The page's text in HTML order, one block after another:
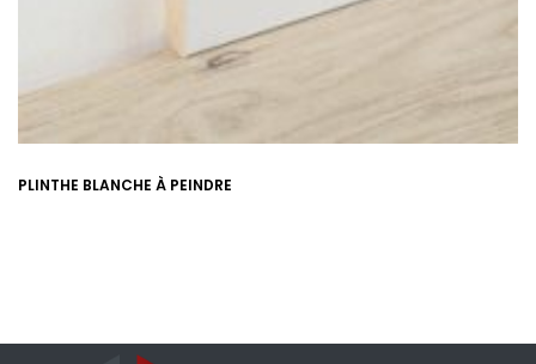
PLINTHE BLANCHE À PEINDRE